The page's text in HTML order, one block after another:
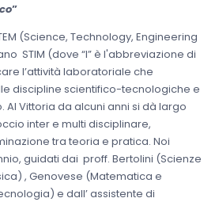
”
(Science, Technology, Engineering
STIM (dove “I” è l'abbreviazione di
l’attività laboratoriale che
discipline scientifico-tecnologiche e
Al Vittoria da alcuni anni si dà largo
inter e multi disciplinare,
tra teoria e pratica. Noi
guidati dai proff. Bertolini (Scienze
, Genovese (Matematica e
e dall’ assistente di